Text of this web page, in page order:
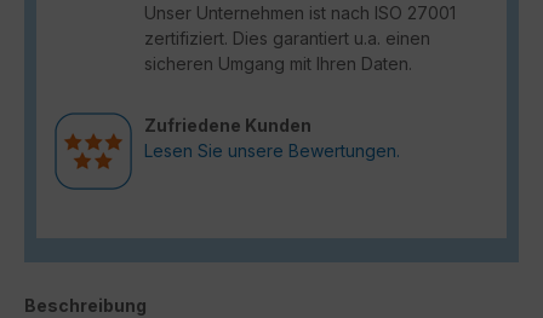
Unser Unternehmen ist nach ISO 27001
zertifiziert. Dies garantiert u.a. einen
sicheren Umgang mit Ihren Daten.
Zufriedene Kunden
Lesen Sie unsere Bewertungen.
Beschreibung